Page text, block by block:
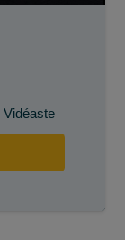
Vidéaste